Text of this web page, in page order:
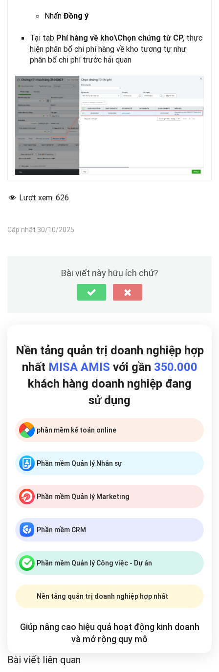
Nhấn Đồng ý
Tại tab Phí hàng về kho\Chọn chứng từ CP, thực
hiện phân bổ chi phí hàng về kho tương tự như
phân bổ chi phí trước hải quan
Lượt xem: 626
Cập nhật 30/10/2025
Bài viết này hữu ích chứ?
Nền tảng quản trị doanh nghiệp hợp
nhất MISA AMIS với gần 350.000
khách hàng doanh nghiệp đang
sử dụng
phần mềm kế toán online
Phần mềm Quản lý Nhân sự
Phần mềm Quản lý Marketing
Phần mềm CRM
Phần mềm Quản lý Công việc - Dự án
Nền tảng quản trị doanh nghiệp hợp nhất
Giúp nâng cao hiệu quả hoạt động kinh doanh
và mở rộng quy mô
Bài viết liên quan